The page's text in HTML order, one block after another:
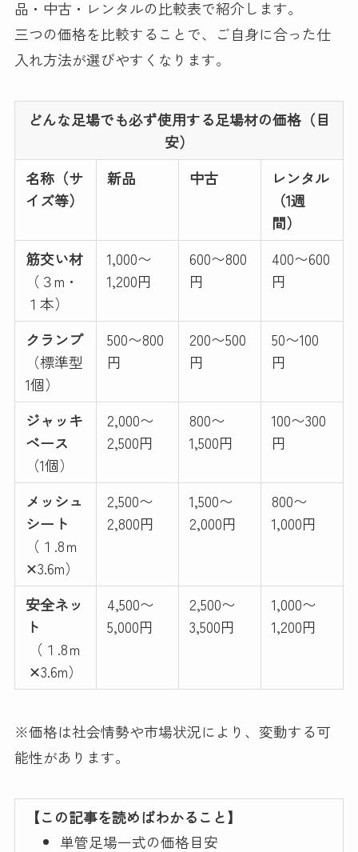
品・中古・レンタルの比較表で紹介します。
三つの価格を比較することで、ご自身に合った仕
入れ方法が選びやすくなります。
どんな足場でも必ず使用する足場材の価格（目
安）
名称（サ
イズ等）
新品 中古
レンタル
（1週
間）
筋交い材
（３m・
１本）
1,000〜
1,200円
600〜800
円
400〜600
円
クランプ
（標準型
1個）
500〜800
円
200〜500
円
50〜100
円
ジャッキ
ベース
（1個）
2,000〜
2,500円
800〜
1,500円
100〜300
円
メッシュ
シート
（１.8ｍ
✕3.6m）
2,500〜
2,800円
1,500〜
2,000円
800〜
1,000円
安全ネッ
ト
（１.8ｍ
✕3.6m）
4,500〜
5,000円
2,500〜
3,500円
1,000〜
1,200円
※価格は社会情勢や市場状況により、変動する可
能性があります。
【この記事を読めばわかること】
単管足場一式の価格目安